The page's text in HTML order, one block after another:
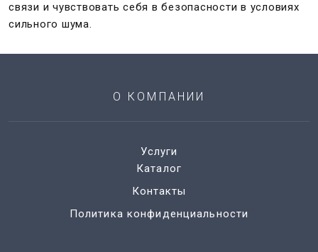
связи и чувствовать себя в безопасности в условиях
сильного шума.
О КОМПАНИИ
Услуги
Каталог
Контакты
Политика конфиденциальности